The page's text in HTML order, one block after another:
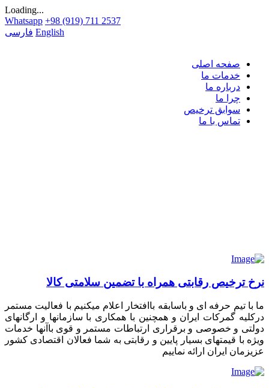
Loading...
Whatsapp +98 (919) 711 2537
فارسی English
صفحه اصلی
خدمات ما
درباره ما
چرا ما
سوابق ترخیص
تماس با ما
نرخ ترخیص رقابتی همراه با تضمین سلامتی کالا
ما با تیم حرفه ای و باسابقه باافتخار اعلام میکنیم با فعالیت مستمر
درکلیه گمرکات ایران و همچنین با همکاری با سازمانها و ارگانهای
دولتی و خصوصی و برقراری ارتباطات مستمر و قوی باآنها خدمات
ویژه با قیمتهای بسیار پایین و رقابتی به شما فعالان اقتصادی کشور
عزیزمان ایران ارائه نماییم